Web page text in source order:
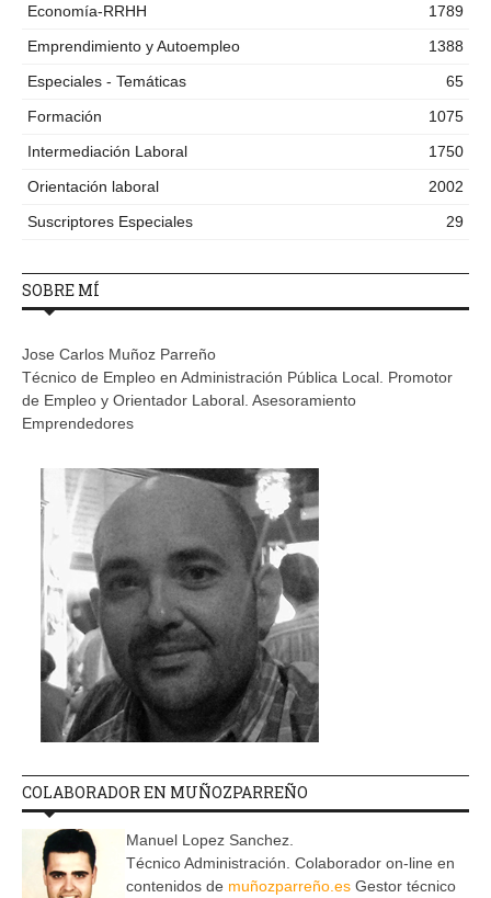
Economía-RRHH
1789
Emprendimiento y Autoempleo
1388
Especiales - Temáticas
65
Formación
1075
Intermediación Laboral
1750
Orientación laboral
2002
Suscriptores Especiales
29
SOBRE MÍ
Jose Carlos Muñoz Parreño
Técnico de Empleo en Administración Pública Local. Promotor
de Empleo y Orientador Laboral. Asesoramiento
Emprendedores
COLABORADOR EN MUÑOZPARREÑO
Manuel Lopez Sanchez.
Técnico Administración. Colaborador on-line en
contenidos de muñozparreño.es Gestor técnico